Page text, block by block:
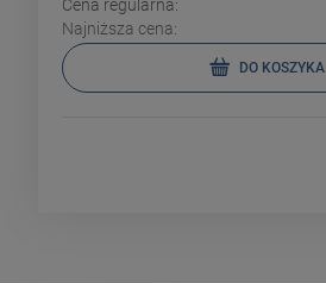
Cena regularna:
Najniższa cena:
DO KOSZYKA